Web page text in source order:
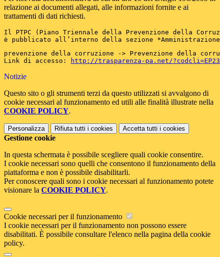
relazione ai documenti allegati, alle informazioni fornite e ai
trattamenti di dati richiesti.
Il PTPC (Piano Triennale della Prevenzione della
è pubblicato all’interno della sezione
prevenzione della corruzione -> Prevenzione della
Link di accesso:
http://trasparenza-pa.net/
Notizie
Questo sito o gli strumenti terzi da questo utilizzati si avvalgono di
cookie necessari al funzionamento ed utili alle finalità illustrate nella
COOKIE POLICY.
Personalizza Rifiuta tutti i cookies Accetta tutti i cookies
Gestione cookie
In questa schermata è possibile scegliere quali cookie consentire.
I cookie necessari sono quelli che consentono il funzionamento della
piattaforma e non è possibile disabilitarli.
Per conoscere quali sono i cookie necessari al funzionamento potete
visionare la COOKIE POLICY.
Cookie necessari per il funzionamento
I cookie necessari per il funzionamento non possono essere
disabilitati. È possibile consultare l'elenco nella pagina della cookie
policy.